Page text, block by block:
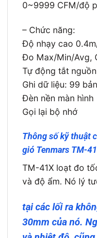
0~9999 CFM/độ
– Chức năng:
Độ nhạy cao
Đo Max/Min/Avg,
Tự động tắt
Ghi dữ liệu: 99
Đèn nền màn hình
Gọi lại bộ nhớ
Thông số kỹ thuật
gió Tenmars TM-
TM-41X loạt đo
và độ ẩm. Nó lý
tại các lối ra
30mm của nó.